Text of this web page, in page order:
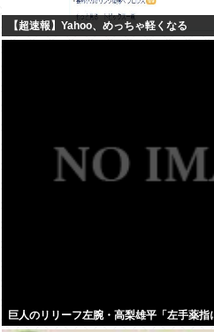
【超速報】Yahoo、めっちゃ軽くなる
巨人のリリーフ左腕・高梨雄平「左手薬